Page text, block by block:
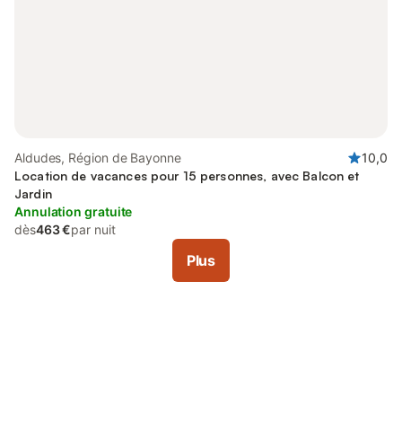
Aldudes, Région de Bayonne
10,0
Location de vacances pour 15 personnes, avec Balcon et
Jardin
Annulation gratuite
dès463 €par nuit
Plus